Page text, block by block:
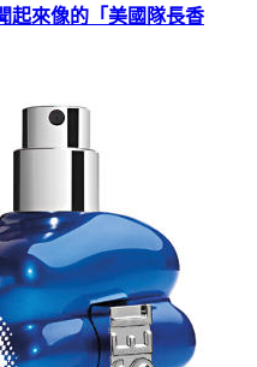
起來像的「美國隊長香